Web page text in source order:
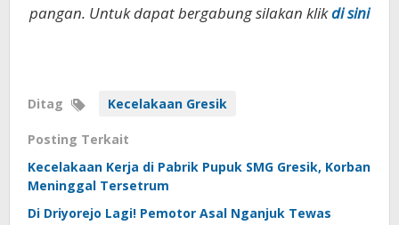
pangan. Untuk dapat bergabung silakan klikdi sini
Ditag Kecelakaan Gresik
Posting Terkait
Kecelakaan Kerja di Pabrik Pupuk SMG Gresik, Korban
Meninggal Tersetrum
Di Driyorejo Lagi! Pemotor Asal Nganjuk Tewas